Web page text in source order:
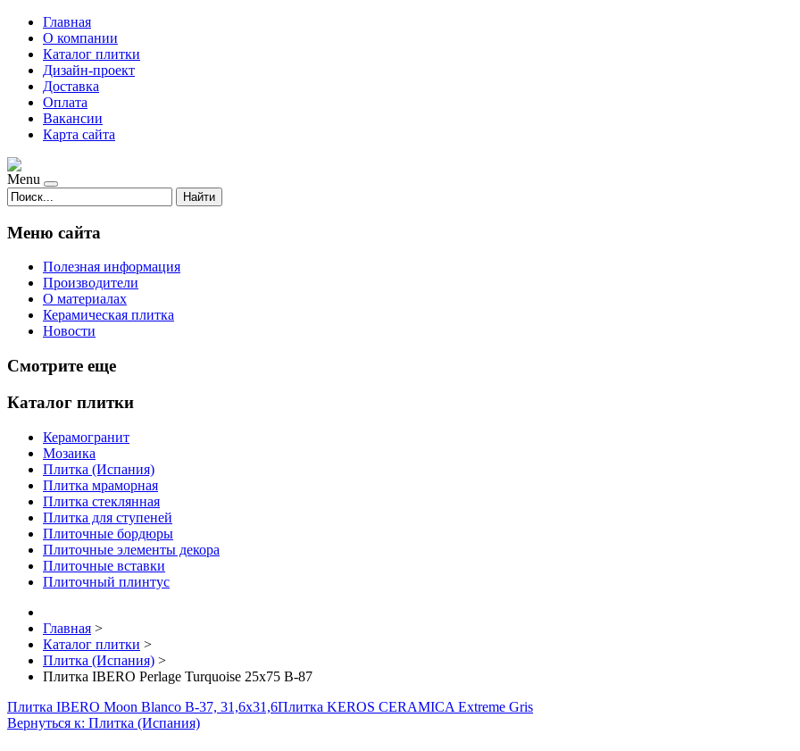
Главная
О компании
Каталог плитки
Дизайн-проект
Доставка
Оплата
Вакансии
Карта сайта
Menu
Найти
Меню сайта
Полезная информация
Производители
О материалах
Керамическая плитка
Новости
Смотрите еще
Каталог плитки
Керамогранит
Мозаика
Плитка (Испания)
Плитка мраморная
Плитка стеклянная
Плитка для ступеней
Плиточные бордюры
Плиточные элементы декора
Плиточные вставки
Плиточный плинтус
Главная >
Каталог плитки >
Плитка (Испания) >
Плитка IBERO Perlage Turquoise 25x75 B-87
Плитка IBERO Moon Blanco B-37, 31,6x31,6Плитка KEROS CERAMICA Extreme Gris
Вернуться к: Плитка (Испания)